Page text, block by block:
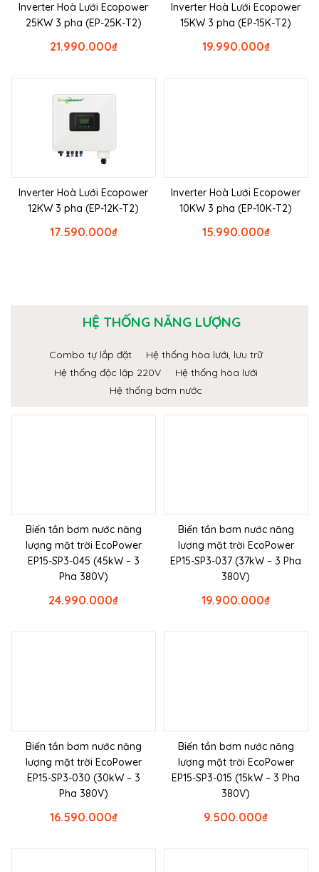
Inverter Hoà Lưới Ecopower
25KW 3 pha (EP-25K-T2)
₫
21.990.000
Inverter Hoà Lưới Ecopower
15KW 3 pha (EP-15K-T2)
₫
19.990.000
Inverter Hoà Lưới Ecopower
12KW 3 pha (EP-12K-T2)
₫
17.590.000
Inverter Hoà Lưới Ecopower
10KW 3 pha (EP-10K-T2)
₫
15.990.000
HỆ THỐNG NĂNG LƯỢNG
Combo tự lắp đặt
Hệ thống hòa lưới, lưu trữ
Hệ thống độc lập 220V
Hệ thống hòa lưới
Hệ thống bơm nước
Biến tần bơm nước năng
lượng mặt trời EcoPower
EP15-SP3-045 (45kW – 3
Pha 380V)
₫
24.990.000
Biến tần bơm nước năng
lượng mặt trời EcoPower
EP15-SP3-037 (37kW – 3 Pha
380V)
₫
19.900.000
Biến tần bơm nước năng
lượng mặt trời EcoPower
EP15-SP3-030 (30kW – 3
Pha 380V)
₫
16.590.000
Biến tần bơm nước năng
lượng mặt trời EcoPower
EP15-SP3-015 (15kW – 3 Pha
380V)
₫
9.500.000